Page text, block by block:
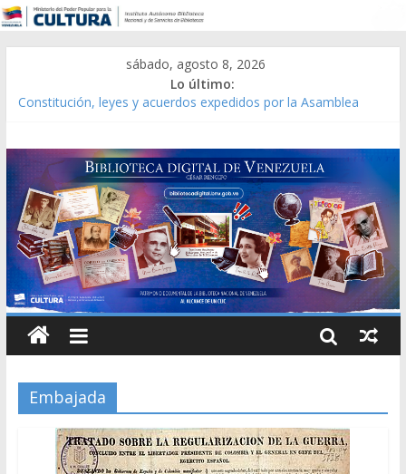
sábado, agosto 8, 2026
Lo último:
Constitución, leyes y acuerdos expedidos por la Asamblea
Modesta Bor Sánchez [material gráfico]
Gaceta Oficial de la República de Venezuela año CXXXIII Mes V,
Caracas 09 de marzo de 2006 N° 38.394
Catálogo temático de obras de Modesta Bor
Embajada